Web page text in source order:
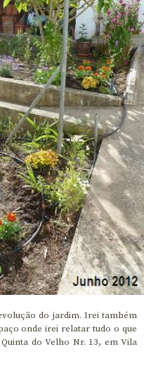
do jardim. Irei também
onde irei relatar tudo o que
do Velho Nr. 13, em Vila